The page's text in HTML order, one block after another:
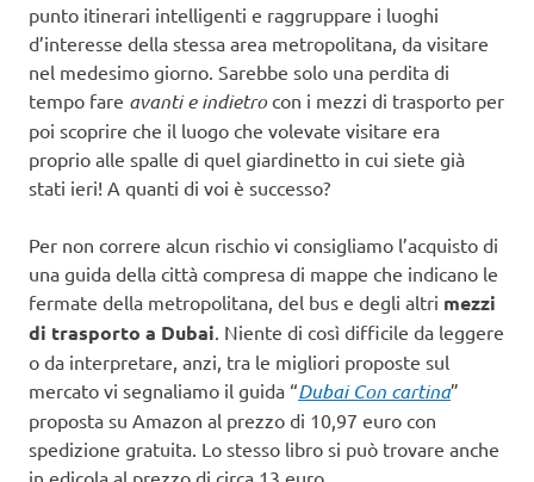
punto itinerari intelligenti e raggruppare i luoghi
d’interesse della stessa area metropolitana, da visitare
nel medesimo giorno. Sarebbe solo una perdita di
tempo fare avanti e indietrocon i mezzi di trasporto per
poi scoprire che il luogo che volevate visitare era
proprio alle spalle di quel giardinetto in cui siete già
stati ieri! A quanti di voi è successo?
Per non correre alcun rischio vi consigliamo l’acquisto di
una guida della città compresa di mappe che indicano le
fermate della metropolitana, del bus e degli altri mezzi
di trasporto a Dubai . Niente di così difficile da leggere
o da interpretare, anzi, tra le migliori proposte sul
mercato vi segnaliamo il guida “Dubai Con cartina”
proposta su Amazon al prezzo di 10,97 euro con
spedizione gratuita. Lo stesso libro si può trovare anche
in edicola al prezzo di circa 13 euro.